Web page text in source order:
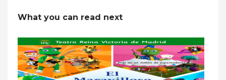
What you can read next